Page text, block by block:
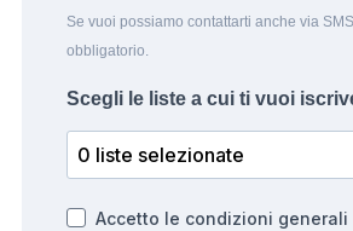
Se vuoi possiamo contattarti anche via
obbligatorio.
Scegli le liste a cui ti vuoi
0 liste selezionate
Accetto le condizioni generali